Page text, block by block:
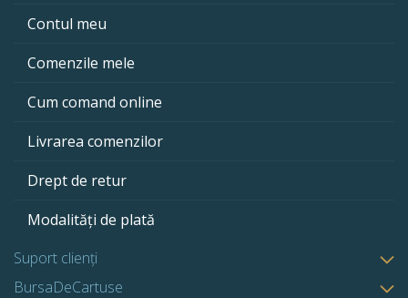
Contul meu
Comenzile mele
Cum comand online
Livrarea comenzilor
Drept de retur
Modalități de plată
Suport clienți
BursaDeCartuse